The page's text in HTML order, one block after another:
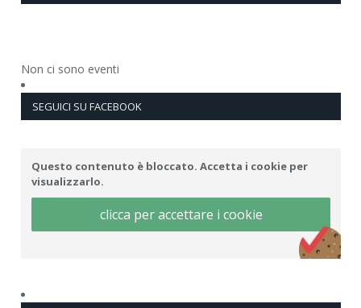
Non ci sono eventi
SEGUICI SU FACEBOOK
Questo contenuto è bloccato. Accetta i cookie per
visualizzarlo.
clicca per accettare i cookie